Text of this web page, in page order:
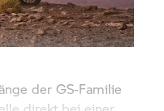
der GS-Familie